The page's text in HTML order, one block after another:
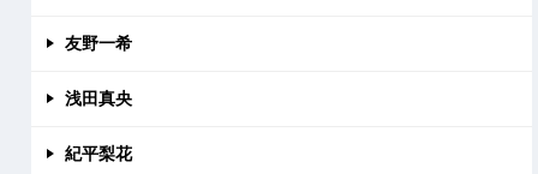
友野一希
浅田真央
紀平梨花